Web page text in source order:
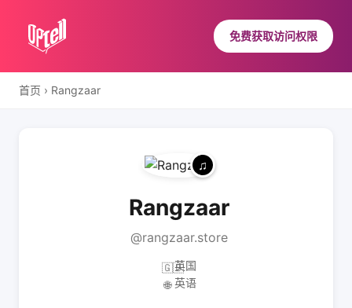
免费获取访问权限
首页 › Rangzaar
Rangzaar
@rangzaar.store
🇬🇧英国
🌐 英语